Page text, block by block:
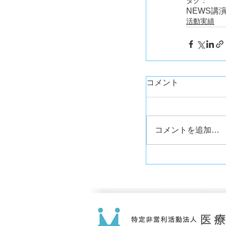
NEWS講
活動実績
コメント
コメントを追加…